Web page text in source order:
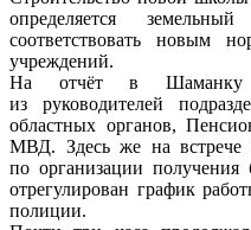
определяется
соответствовать новым
учреждений.
На отчёт в Шаманку
из руководителей
областных органов,
МВД. Здесь же на
по организации получения
отрегулирован график
полиции.